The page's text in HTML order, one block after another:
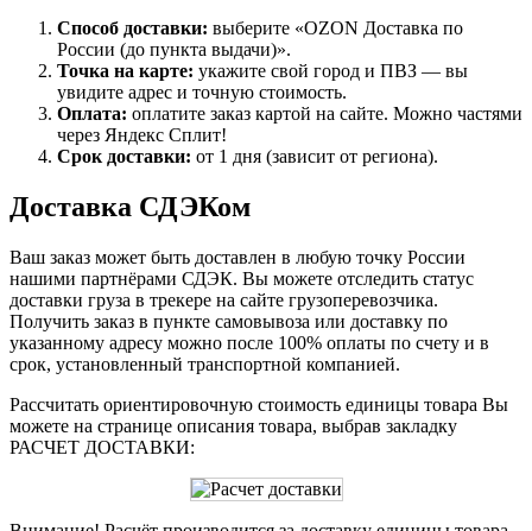
Способ доставки: выберите «OZON Доставка по
России (до пункта выдачи)».
Точка на карте: укажите свой город и ПВЗ — вы
увидите адрес и точную стоимость.
Оплата: оплатите заказ картой на сайте. Можно частями
через Яндекс Сплит!
Срок доставки: от 1 дня (зависит от региона).
Доставка СДЭКом
Ваш заказ может быть доставлен в любую точку России
нашими партнёрами СДЭК. Вы можете отследить статус
доставки груза в трекере на сайте грузоперевозчика.
Получить заказ в пункте самовывоза или доставку по
указанному адресу можно после 100% оплаты по счету и в
срок, установленный транспортной компанией.
Рассчитать ориентировочную стоимость единицы товара Вы
можете на странице описания товара, выбрав закладку
РАСЧЕТ ДОСТАВКИ: